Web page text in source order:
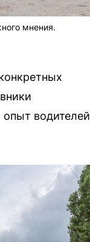
мнения.
водителей